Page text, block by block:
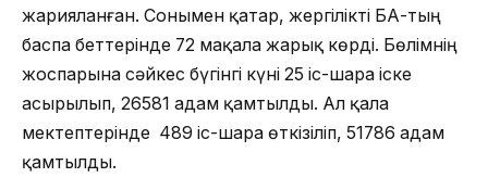
жарияланған. Сонымен қатар, жергілікті БАҚ-тың
баспа беттерінде 72 мақала жарық көрді. Бөлімнің
жоспарына сәйкес бүгінгі күні 25 іс-шара іске
асырылып, 26581 адам қамтылды. Ал қала
мектептерінде 489 іс-шара өткізіліп, 51786 адам
қамтылды.